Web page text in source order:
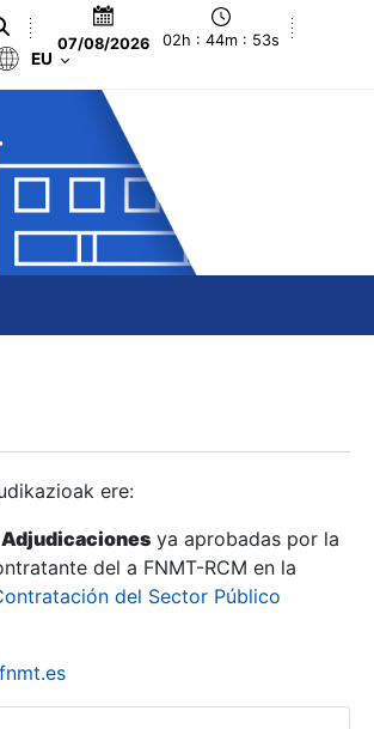
07/08/2026 02h : 44m : 54s
EU
ere:
Adjudicaciones ya aprobadas por la
del a FNMT-RCM en la
del Sector Público